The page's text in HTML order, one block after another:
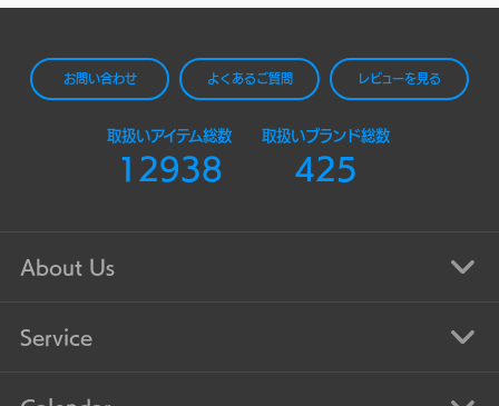
お問い合わせ よくあるご質問 レビューを見る
取扱いアイテム総数
12938
取扱いブランド総数
425
About Us
Service